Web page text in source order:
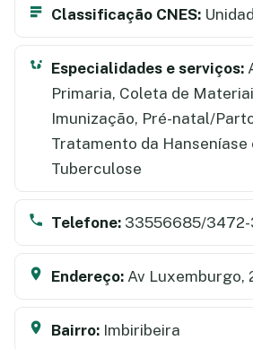
Classificação CNES:
Especialidades e serviços:
Primaria, Coleta de
Imunização, Pré-natal/
Tratamento da
Tuberculose
Telefone: 33556685/3472-
Endereço: Av Luxemburgo,
Bairro: Imbiribeira